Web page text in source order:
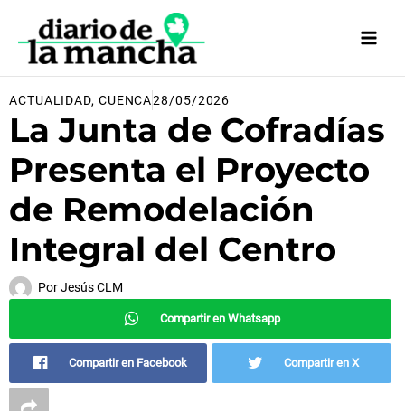
contenido
ACTUALIDAD, CUENCA28/05/2026
La Junta de Cofradías
Presenta el Proyecto
de Remodelación
Integral del Centro
PorJesús CLM
Compartir en Whatsapp
Compartir en Facebook Compartir en X